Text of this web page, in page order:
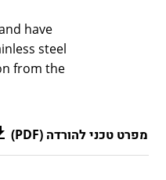
have
steel
from the
מפרט טכני להורדה (PDF)